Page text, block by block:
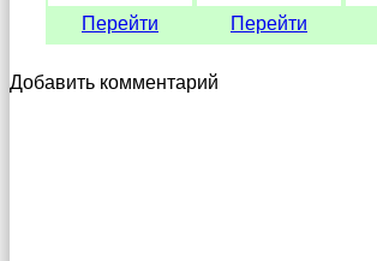
Перейти Перейти
Добавить комментарий